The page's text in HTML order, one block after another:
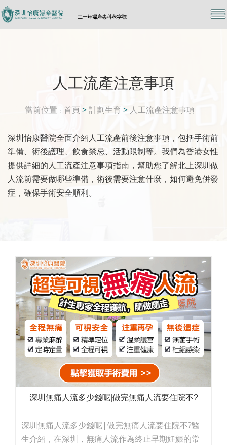
人工流產注意事項
當前位置 首頁 >計劃生育> 人工流產注意事項
深圳怡康醫院全面介紹人工流產前後注意事項，包括手術前
準備、術後護理、飲食禁忌、活動限制等。我們為香港女性
提供詳細的人工流產注意事項指南，幫助您了解北上深圳做
人流前需要做哪些準備，術後需要注意什麼，如何避免併發
症，確保手術安全順利。
深圳無痛人流多少錢呢|做完無痛人流要住院不?
深圳無痛人流多少錢呢|做完無痛人流要住院不?醫
生介紹，在深圳，無痛人流作為終止早期妊娠的常